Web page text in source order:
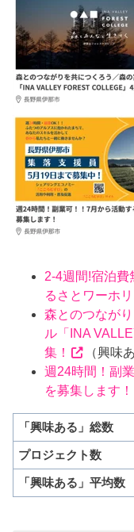
2-4週間!宿泊費
るさとワーホ
森とのつなが
ル「INA
集！
（興味
週24時間！副
を募集します！
「興味ある」総数
プロジェクト数
「興味ある」平均数